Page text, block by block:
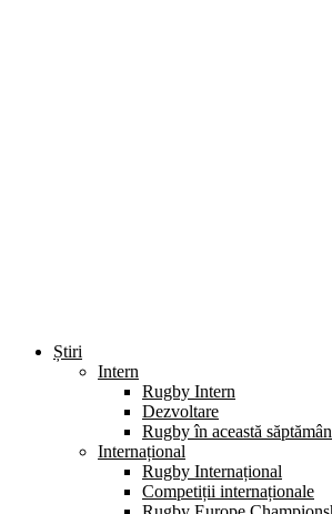
Știri
Intern
Rugby Intern
Dezvoltare
Rugby în această
Internațional
Rugby Internațional
Competiții internaționale